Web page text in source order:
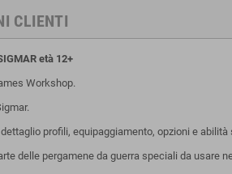
CLIENTI
età 12+
Workshop.
profili, equipaggiamento, opzioni e abilità
delle pergamene da guerra speciali da usare